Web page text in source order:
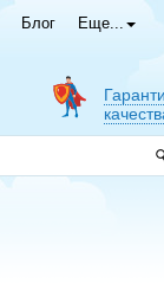
Блог Еще...